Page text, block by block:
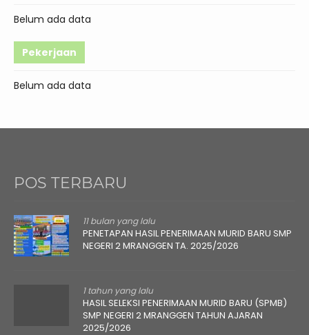
Belum ada data
Pekerjaan
Belum ada data
POS TERBARU
11 bulan yang lalu
PENETAPAN HASIL PENERIMAAN MURID BARU SMP
NEGERI 2 MRANGGEN TA. 2025/2026
1 tahun yang lalu
HASIL SELEKSI PENERIMAAN MURID BARU (SPMB)
SMP NEGERI 2 MRANGGEN TAHUN AJARAN
2025/2026